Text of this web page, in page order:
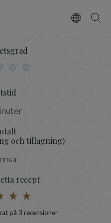
VælgSøg
och tillagning)
recept
på 3 recensioner